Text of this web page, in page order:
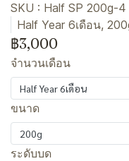
SKU : Half SP 200g-4
Half Year 6เดือน,
฿3,000
จำนวนเดือน
Half Year 6เดือน
ขนาด
200g
ระดับบด